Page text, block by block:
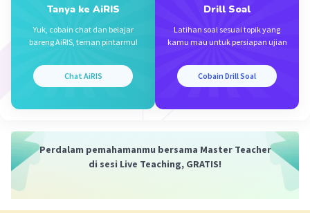
Beri Rating·0.0
Tjendana T Community Level 100
Koreksi: O2 nya bukan (s) tetapi (g)
Tanya ke AiRIS
Yuk, cobain chat dan belajar
bareng AiRIS, teman pintarmu!
Chat AiRIS
Drill Soal
Latihan soal sesuai topik yang
kamu mau untuk persiapan ujian
Cobain Drill Soal
Perdalam pemahamanmu bersama Master Teacher
di sesi Live Teaching, GRATIS!